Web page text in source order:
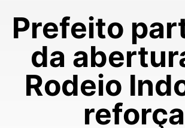
Prefeito
da
Rodeio
reforça